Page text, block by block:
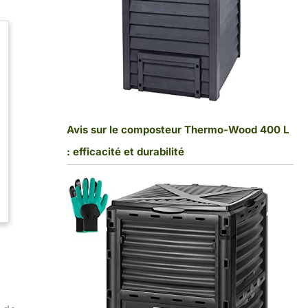
Avis sur le composteur Thermo-Wood 400 L
: efficacité et durabilité